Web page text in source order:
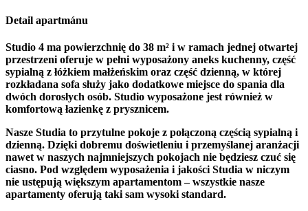
Detail apartmánu
Studio 4 ma powierzchnię do 38 m² i w ramach jednej otwartej
przestrzeni oferuje w pełni wyposażony aneks kuchenny, część
sypialną z łóżkiem małżeńskim oraz część dzienną, w której
rozkładana sofa służy jako dodatkowe miejsce do spania dla
dwóch dorosłych osób. Studio wyposażone jest również w
komfortową łazienkę z prysznicem.
Nasze Studia to przytulne pokoje z połączoną częścią sypialną i
dzienną. Dzięki dobremu doświetleniu i przemyślanej aranżacji
nawet w naszych najmniejszych pokojach nie będziesz czuć się
ciasno. Pod względem wyposażenia i jakości Studia w niczym
nie ustępują większym apartamentom – wszystkie nasze
apartamenty oferują taki sam wysoki standard.